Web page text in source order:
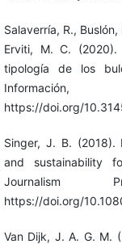
Salaverría, R.,
Erviti, M. C. (2020).
tipología de los
https://doi.org/
Singer, J. B. (2018).
and sustainability
Journalism
https://doi.org/
Van Dijk, J. A. G. M.